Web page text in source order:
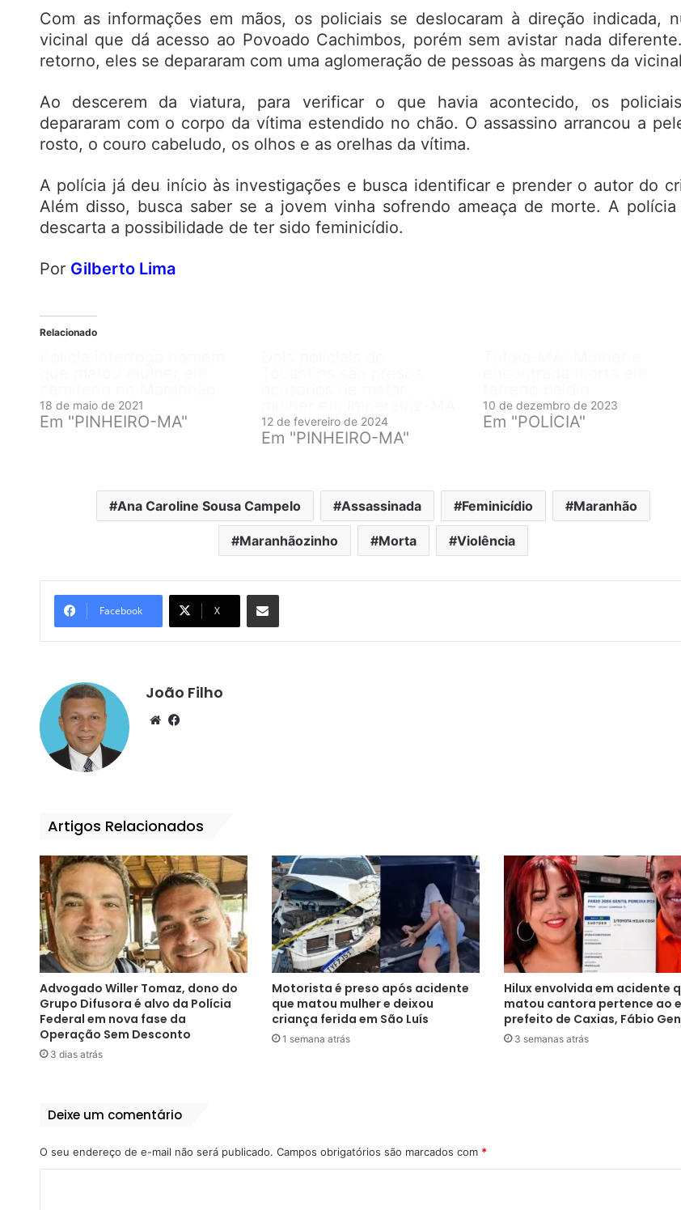
Com as informações em mãos, os policiais se deslocaram à direção indicada,
vicinal que dá acesso ao Povoado Cachimbos, porém sem avistar nada
retorno, eles se depararam com uma aglomeração de pessoas às margens da
Ao descerem da viatura, para verificar o que havia acontecido, os
depararam com o corpo da vítima estendido no chão. O assassino arrancou a
rosto, o couro cabeludo, os olhos e as orelhas da vítima.
A polícia já deu início às investigações e busca identificar e prender o autor do
Além disso, busca saber se a jovem vinha sofrendo ameaça de morte. A polícia
descarta a possibilidade de ter sido feminicídio.
Por Gilberto Lima
Relacionado
18 de maio de 2021
Em "PINHEIRO-MA" 12 de fevereiro de 2024
Em "PINHEIRO-MA"
10 de dezembro de 2023
Em "POLÍCIA"
Ana Caroline Sousa Campelo Assassinada Feminicídio Maranhão
Maranhãozinho Morta Violência
Facebook X
Compartilhar por e-mail
João Filho
We
Artigos Relacionados
Advogado Willer Tomaz, dono do
Grupo Difusora é alvo da Polícia
Federal em nova fase da
Operação Sem Desconto
3 dias atrás
Motorista é preso após acidente
que matou mulher e deixou
criança ferida em São Luís
1 semana atrás
Hilux envolvida em acidente
matou cantora pertence ao
prefeito de Caxias, Fábio
3 semanas atrás
Deixe um comentário
O seu endereço de e-mail não será publicado. Campos obrigatórios são marcados com *